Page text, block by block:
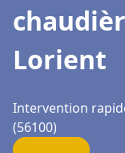
Lorient
Intervention
(56100)